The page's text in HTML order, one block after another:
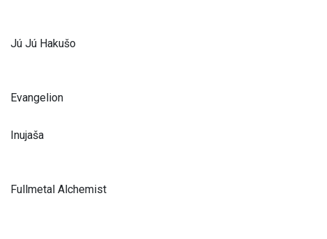
Jú Jú Hakušo
Evangelion
Inujaša
Fullmetal Alchemist